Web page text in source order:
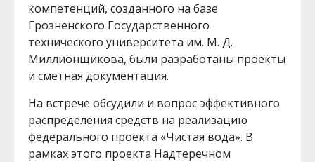
компетенций, созданного на базе
Грозненского Государственного
технического университета им. М. Д.
Миллионщикова, были разработаны проекты
и сметная документация.
На встрече обсудили и вопрос эффективного
распределения средств на реализацию
федерального проекта «Чистая вода». В
рамках этого проекта Надтеречном